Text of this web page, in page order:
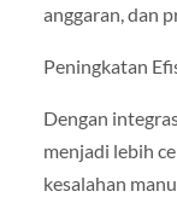
anggaran, dan
Peningkatan
Dengan
menjadi lebih
kesalahan